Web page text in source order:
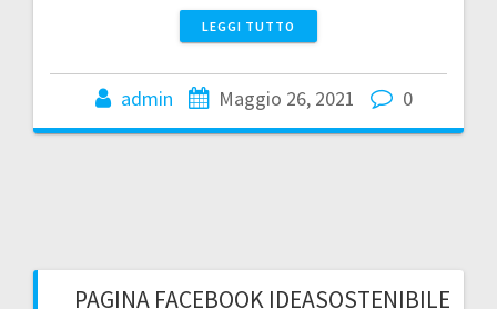
LEGGI TUTTO
admin Maggio 26, 2021 0
PAGINA FACEBOOK IDEASOSTENIBILE